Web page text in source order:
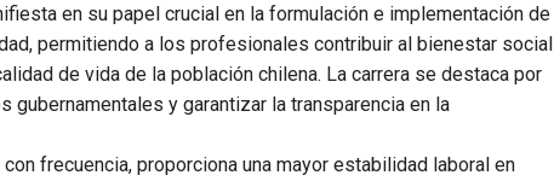
en su papel crucial en la formulación e implementación de
permitiendo a los profesionales contribuir al bienestar social
de vida de la población chilena. La carrera se destaca por
y garantizar la transparencia en la
frecuencia, proporciona una mayor estabilidad laboral en